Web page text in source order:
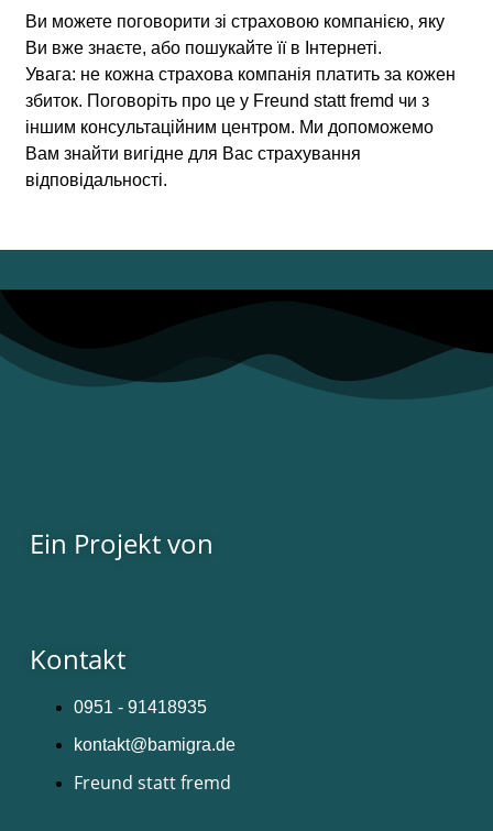
Ви можете поговорити зі страховою компанією, яку
Ви вже знаєте, або пошукайте її в Інтернеті.
Увага: не кожна страхова компанія платить за кожен
збиток. Поговоріть про це у Freund statt fremd чи з
іншим консультаційним центром. Ми допоможемо
Вам знайти вигідне для Вас страхування
відповідальності.
Ein Projekt von
Kontakt
0951 - 91418935
kontakt@bamigra.de
Freund statt fremd